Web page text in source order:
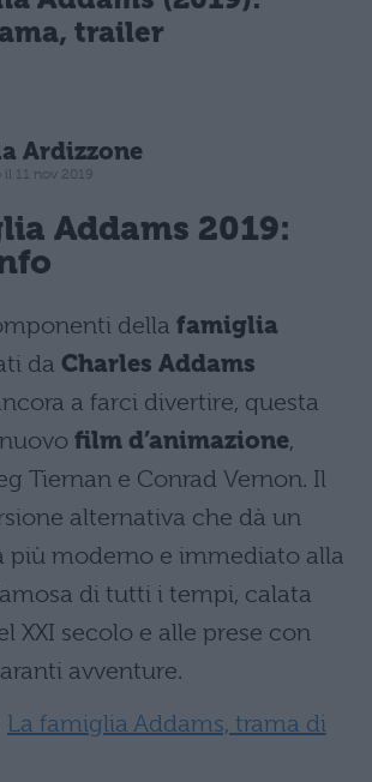
trailer
Ardizzone
il 11 nov 2019
Addams 2019:
della famiglia
da Charles Addams
a farci divertire, questa
film d’animazione,
Tiernan e Conrad Vernon. Il
alternativa che dà un
più moderno e immediato alla
di tutti i tempi, calata
XXI secolo e alle prese con
avventure.
La famiglia Addams, trama di